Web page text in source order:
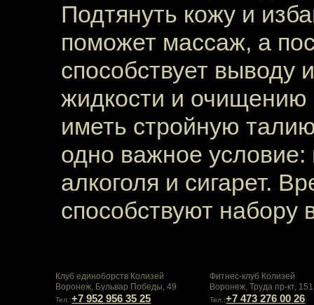
Подтянуть кожу и
поможет массаж, а
способствует выводу
жидкости и очищению
иметь стройную
одно важное условие:
алкоголя и сигарет.
способствуют набору
Клуб единоборств Колизей
Воронеж, Бульвар Победы, 49
Тел.:+7 952 956 35 25
Фитнес-клуб Колизей
Воронеж, Труда пр-кт, 151
Тел.:+7 473 276 00 26